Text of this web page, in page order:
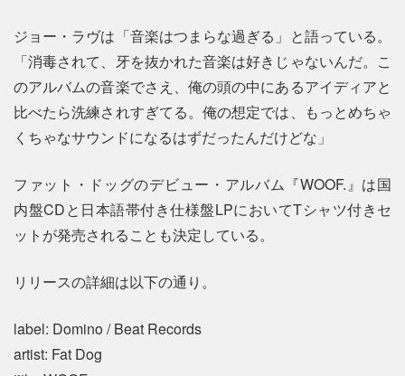
ジョー・ラヴは「音楽はつまらな過ぎる」と語っている。
「消毒されて、牙を抜かれた音楽は好きじゃないんだ。こ
のアルバムの音楽でさえ、俺の頭の中にあるアイディアと
比べたら洗練されすぎてる。俺の想定では、もっとめちゃ
くちゃなサウンドになるはずだったんだけどな」
ファット・ドッグのデビュー・アルバム『WOOF.』は国
内盤CDと日本語帯付き仕様盤LPにおいてTシャツ付きセ
ットが発売されることも決定している。
リリースの詳細は以下の通り。
label: Domino / Beat Records
artist: Fat Dog